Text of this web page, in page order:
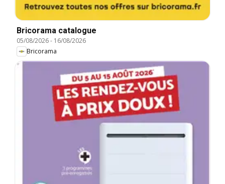
Bricorama catalogue
05/08/2026- 16/08/2026
Bricorama